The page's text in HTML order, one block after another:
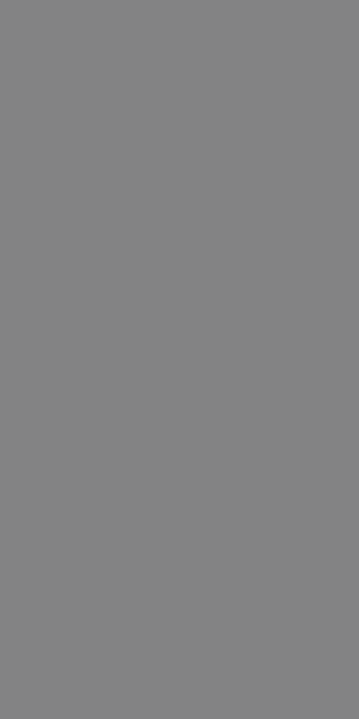
ιστότοπο και
ανθρώπων
επωφελές
σχετικά με
τους.
ανθρώπων
προκειμένου να
σχετικά με
από το
με τον τρόπο
χρήστης
και
ότι οι
συνδεδεμένοι
είναι
της
με
Cookie-
τις
το
Script.com